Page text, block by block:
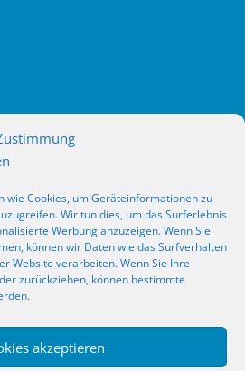
wie Cookies, um Geräteinformationen zu
Wir tun dies, um das Surferlebnis
Werbung anzuzeigen. Wenn Sie
können wir Daten wie das Surfverhalten
Website verarbeiten. Wenn Sie Ihre
zurückziehen, können bestimmte
akzeptieren